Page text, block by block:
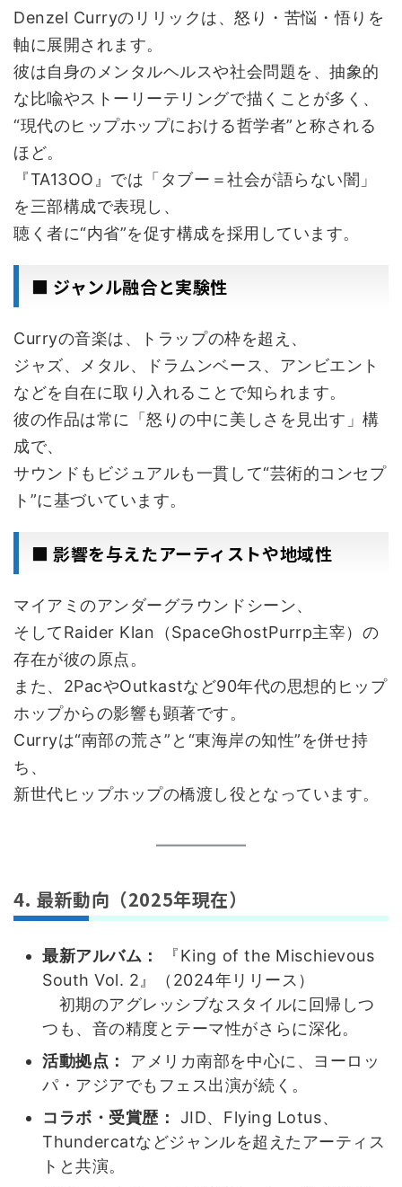
Denzel Curryのリリックは、怒り・苦悩・悟りを
軸に展開されます。
彼は自身のメンタルヘルスや社会問題を、抽象的
な比喩やストーリーテリングで描くことが多く、
“現代のヒップホップにおける哲学者”と称される
ほど。
『TA13OO』では「タブー＝社会が語らない闇」
を三部構成で表現し、
聴く者に“内省”を促す構成を採用しています。
■ ジャンル融合と実験性
Curryの音楽は、トラップの枠を超え、
ジャズ、メタル、ドラムンベース、アンビエント
などを自在に取り入れることで知られます。
彼の作品は常に「怒りの中に美しさを見出す」構
成で、
サウンドもビジュアルも一貫して“芸術的コンセプ
ト”に基づいています。
■ 影響を与えたアーティストや地域性
マイアミのアンダーグラウンドシーン、
そしてRaider Klan（SpaceGhostPurrp主宰）の
存在が彼の原点。
また、2PacやOutkastなど90年代の思想的ヒップ
ホップからの影響も顕著です。
Curryは“南部の荒さ”と“東海岸の知性”を併せ持
ち、
新世代ヒップホップの橋渡し役となっています。
4. 最新動向（2025年現在）
最新アルバム：
『King of the Mischievous
South Vol. 2』（2024年リリース）
初期のアグレッシブなスタイルに回帰しつ
つも、音の精度とテーマ性がさらに深化。
活動拠点：
アメリカ南部を中心に、ヨーロッ
パ・アジアでもフェス出演が続く。
コラボ・受賞歴：
JID、Flying Lotus、
Thundercatなどジャンルを超えたアーティス
トと共演。